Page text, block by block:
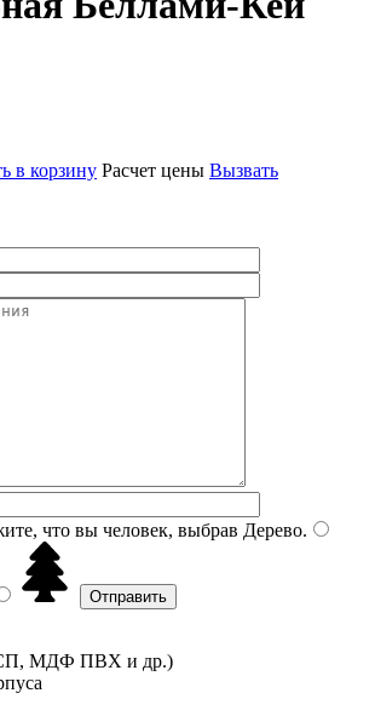
в корзину Расчет цены Вызвать
что вы человек, выбрав Дерево.
МДФ ПВХ и др.)